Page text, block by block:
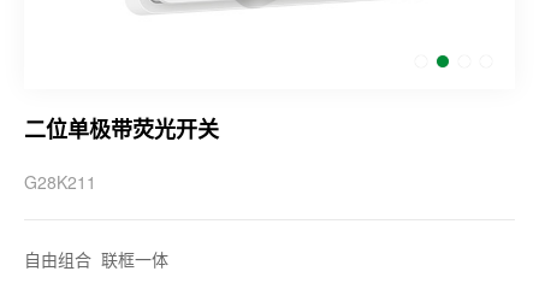
二位单极带荧光开关
G28K211
自由组合 联框一体